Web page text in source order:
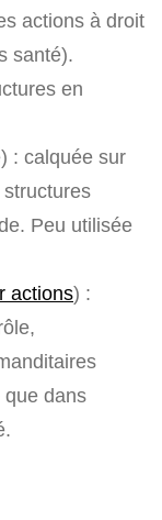
actions à droit
santé).
en
: calquée sur
Peu utilisée
actions) :
que dans